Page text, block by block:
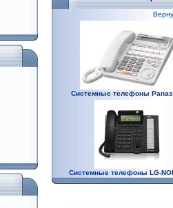
Системные телефоны
Системные телефоны LG-